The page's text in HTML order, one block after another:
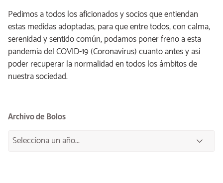
Pedimos a todos los aficionados y socios que entiendan
estas medidas adoptadas, para que entre todos, con calma,
serenidad y sentido común, podamos poner freno a esta
pandemia del COVID-19 (Coronavirus) cuanto antes y así
poder recuperar la normalidad en todos los ámbitos de
nuestra sociedad.
Archivo de Bolos